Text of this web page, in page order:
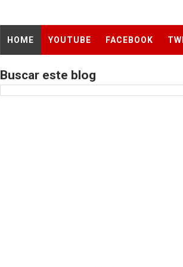
Harry Kane, Kudus y Lavia
LOS CRACKS DEL
GÉMINIS SE COBRA LA
Deportistas se
HOME YOUTUBE FACEBOOK
Buscar este blog